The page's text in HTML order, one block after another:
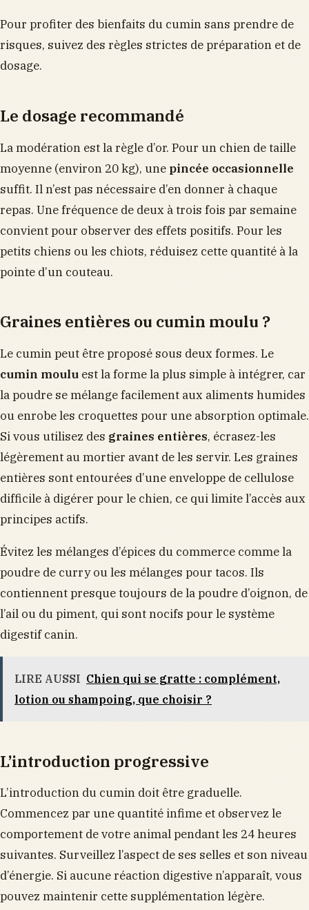
Pour profiter des bienfaits du cumin sans prendre de
risques, suivez des règles strictes de préparation et de
dosage.
Le dosage recommandé
La modération est la règle d’or. Pour un chien de taille
moyenne (environ 20 kg), une pincée occasionnelle
suffit. Il n’est pas nécessaire d’en donner à chaque
repas. Une fréquence de deux à trois fois par semaine
convient pour observer des effets positifs. Pour les
petits chiens ou les chiots, réduisez cette quantité à la
pointe d’un couteau.
Graines entières ou cumin moulu ?
Le cumin peut être proposé sous deux formes. Le
cumin moulu est la forme la plus simple à intégrer, car
la poudre se mélange facilement aux aliments humides
ou enrobe les croquettes pour une absorption optimale.
Si vous utilisez des graines entières, écrasez-les
légèrement au mortier avant de les servir. Les graines
entières sont entourées d’une enveloppe de cellulose
difficile à digérer pour le chien, ce qui limite l’accès aux
principes actifs.
Évitez les mélanges d’épices du commerce comme la
poudre de curry ou les mélanges pour tacos. Ils
contiennent presque toujours de la poudre d’oignon, de
l’ail ou du piment, qui sont nocifs pour le système
digestif canin.
LIRE AUSSI Chien qui se gratte : complément,
lotion ou shampoing, que choisir ?
L’introduction progressive
L’introduction du cumin doit être graduelle.
Commencez par une quantité infime et observez le
comportement de votre animal pendant les 24 heures
suivantes. Surveillez l’aspect de ses selles et son niveau
d’énergie. Si aucune réaction digestive n’apparaît, vous
pouvez maintenir cette supplémentation légère.